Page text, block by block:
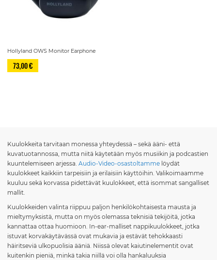
Hollyland OWS Monitor Earphone
73,00 €
Kuulokkeita tarvitaan monessa yhteydessä – sekä ääni- että
kuvatuotannossa, mutta niitä käytetään myös musiikin ja podcastien
kuuntelemiseen arjessa. Audio-Video-osastoltamme löydät
kuulokkeet kaikkiin tarpeisiin ja erilaisiin käyttöihin. Valikoimaamme
kuuluu sekä korvassa pidettävät kuulokkeet, että isommat sangalliset
mallit.
Kuulokkeiden valinta riippuu paljon henkilökohtaisesta mausta ja
mieltymyksistä, mutta on myös olemassa teknisiä tekijöitä, jotka
kannattaa ottaa huomioon. In-ear-malliset nappikuulokkeet, jotka
istuvat korvakäytävässä ovat mukavia ja estävät tehokkaasti
häiritseviä ulkopuolisia ääniä. Niissä olevat kaiutinelementit ovat
kuitenkin pieniä, minkä takia niillä voi olla hankaluuksia